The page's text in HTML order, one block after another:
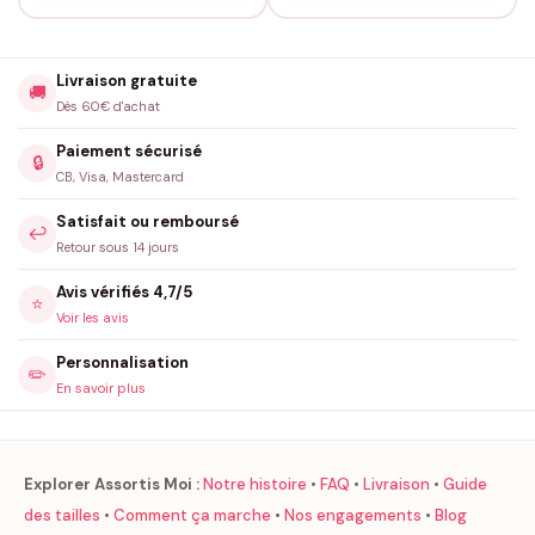
🚚
Livraison gratuite
Dès 60€ d'achat
🔒
Paiement sécurisé
CB, Visa, Mastercard
↩️
Satisfait ou remboursé
Retour sous 14 jours
⭐
Avis vérifiés 4,7/5
Voir les avis
✏️
Personnalisation
En savoir plus
Explorer Assortis Moi :Notre histoire • FAQ • Livraison • Guide
des tailles • Comment ça marche • Nos engagements • Blog